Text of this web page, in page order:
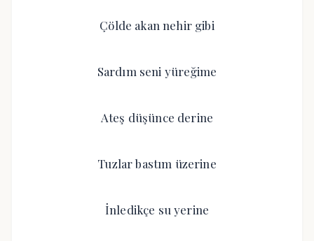
Çölde akan nehir gibi
Sardım seni yüreğime
Ateş düşünce derine
Tuzlar bastım üzerine
İnledikçe su yerine